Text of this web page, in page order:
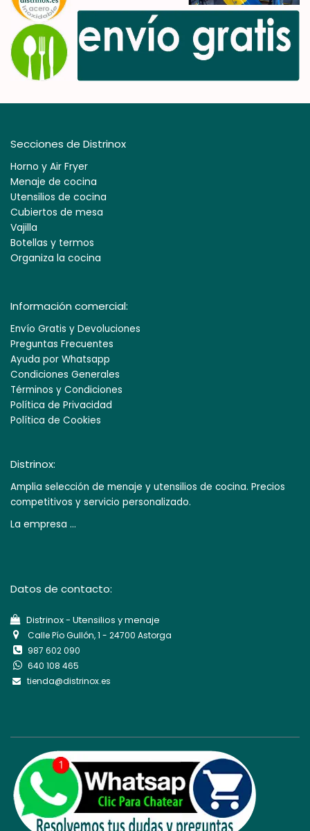
Secciones de Distrinox
Horno y Air Fryer
Menaje de cocina
Utensilios de cocina
Cubiertos de mesa
Vajilla
Botellas y termos
Organiza la cocina
Información comercial:
Envío Gratis y Devoluciones
Preguntas Frecuentes
Ayuda por Whatsapp
Condiciones Generales
Términos y Condiciones
Política de Privacidad
Política de Cookies
Distrinox:
Amplia selección de menaje y utensilios de cocina. Precios
competitivos y servicio personalizado.
La empresa ...
Datos de contacto:
Di​strinox - Utensilios y menaje
Calle Pío Gullón, 1 - 24700 Astorga
987 602 090
640 108 465
tienda@distrinox.es